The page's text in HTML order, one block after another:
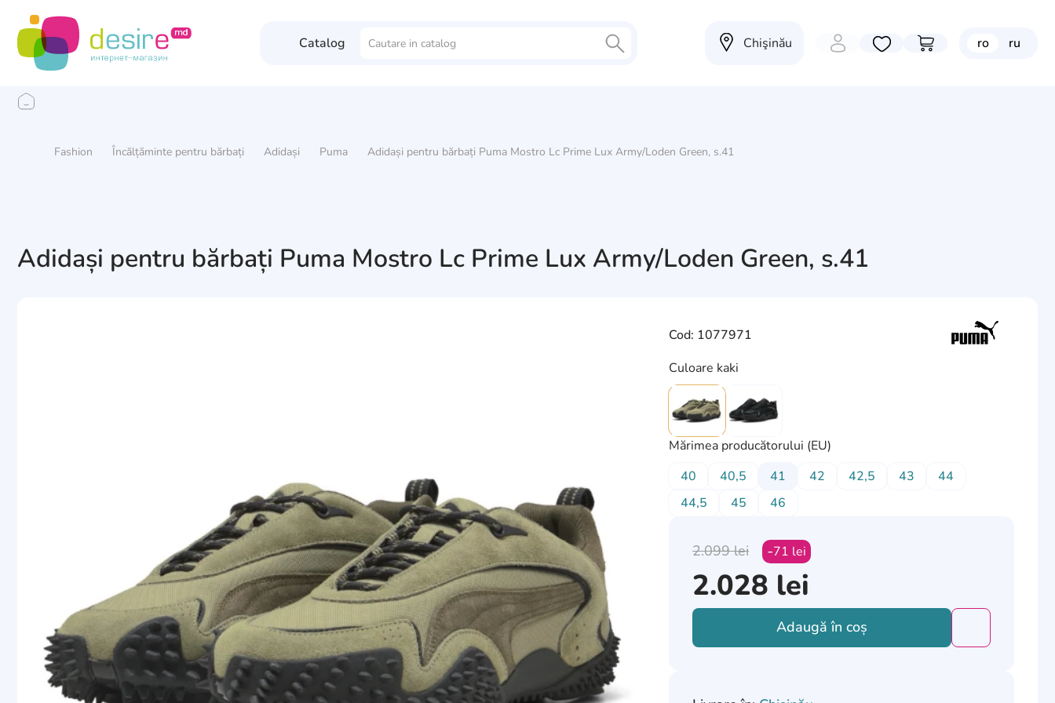
Catalog Chişinău Избранные товары
Перейти в корзину
ro ru
Fashion Încălțăminte pentru bărbați Adidași Puma Adidași pentru bărbați Puma Mostro Lc Prime Lux Army/Loden Green, s.41
Adidași pentru bărbați Puma Mostro Lc Prime Lux Army/Loden Green, s.41
Cod: 1077971
Culoare kaki
Mărimea producătorului (EU)
40
40,5 41 42 42,5 43
44
44,5
45 46
2.099lei 71 lei
2.028 lei
Adaugă în coș